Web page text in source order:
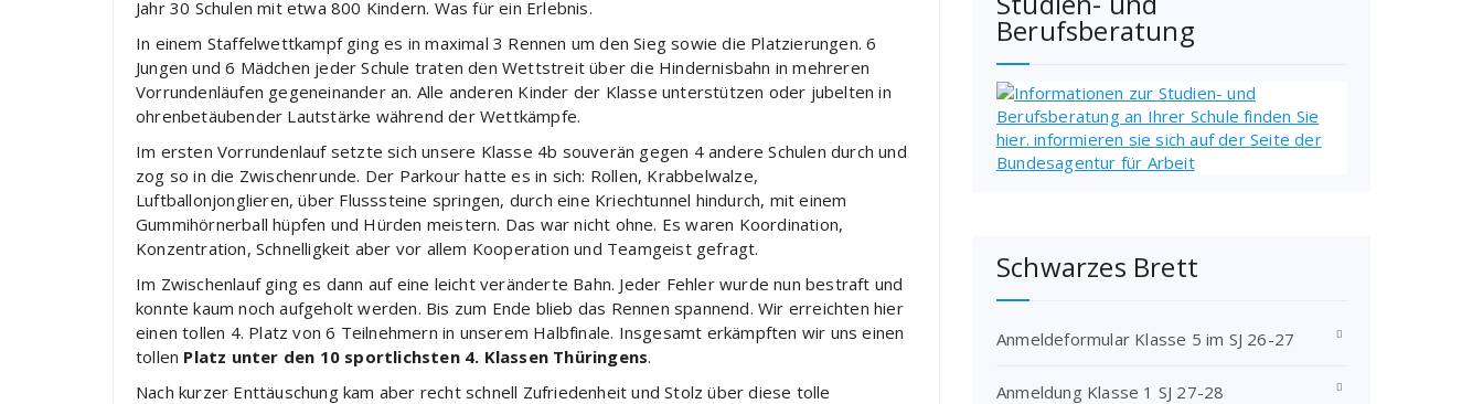
Jahr 30 Schulen mit etwa 800 Kindern. Was für ein Erlebnis.
In einem Staffelwettkampf ging es in maximal 3 Rennen um den Sieg sowie die Platzierungen. 6
Jungen und 6 Mädchen jeder Schule traten den Wettstreit über die Hindernisbahn in mehreren
Vorrundenläufen gegeneinander an. Alle anderen Kinder der Klasse unterstützen oder jubelten in
ohrenbetäubender Lautstärke während der Wettkämpfe.
Im ersten Vorrundenlauf setzte sich unsere Klasse 4b souverän gegen 4 andere Schulen durch und
zog so in die Zwischenrunde. Der Parkour hatte es in sich: Rollen, Krabbelwalze,
Luftballonjonglieren, über Flusssteine springen, durch eine Kriechtunnel hindurch, mit einem
Gummihörnerball hüpfen und Hürden meistern. Das war nicht ohne. Es waren Koordination,
Konzentration, Schnelligkeit aber vor allem Kooperation und Teamgeist gefragt.
Im Zwischenlauf ging es dann auf eine leicht veränderte Bahn. Jeder Fehler wurde nun bestraft und
konnte kaum noch aufgeholt werden. Bis zum Ende blieb das Rennen spannend. Wir erreichten hier
einen tollen 4. Platz von 6 Teilnehmern in unserem Halbfinale. Insgesamt erkämpften wir uns einen
tollen Platz unter den 10 sportlichsten 4. Klassen Thüringens.
Nach kurzer Enttäuschung kam aber recht schnell Zufriedenheit und Stolz über diese tolle
Berufsberatung
Schwarzes Brett
Anmeldeformular Klasse 5 im SJ 26-27
Anmeldung Klasse 1 SJ 27-28